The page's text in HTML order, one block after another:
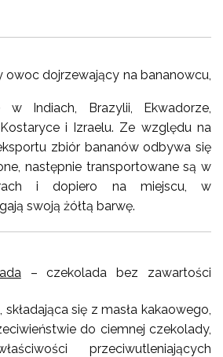
owoc dojrzewający na bananowcu,
w Indiach, Brazylii, Ekwadorze,
i Izraelu. Ze względu na
zbiór bananów odbywa się
następnie transportowane są w
i dopiero na miejscu, w
swoją żółtą barwę.
– czekolada bez zawartości
się z masła kakaowego,
do ciemnej czekolady,
przeciwutleniających